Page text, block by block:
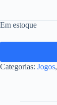
Em estoque
Categorias: Jogos,